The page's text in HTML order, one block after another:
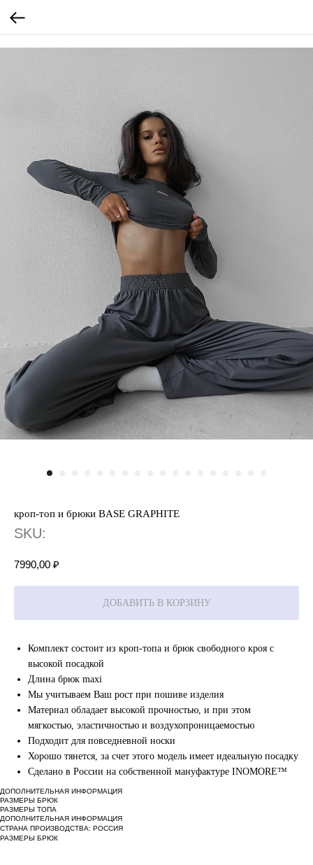
кроп-топ и брюки BASE GRAPHITE
SKU:
7990,00 ₽
ДОБАВИТЬ В КОРЗИНУ
Комплект состоит из кроп-топа и брюк свободного кроя с
высокой посадкой
Длина брюк maxi
Мы учитываем Ваш рост при пошиве изделия
Материал обладает высокой прочностью, и при этом
мягкостью, эластичностью и воздухопроницаемостью
Подходит для повседневной носки
Хорошо тянется, за счет этого модель имеет идеальную посадку
Сделано в России на собственной мануфактуре INOMORE™
ДОПОЛНИТЕЛЬНАЯ ИНФОРМАЦИЯ
РАЗМЕРЫ БРЮК
РАЗМЕРЫ ТОПА
ДОПОЛНИТЕЛЬНАЯ ИНФОРМАЦИЯ
СТРАНА ПРОИЗВОДСТВА: РОССИЯ
РАЗМЕРЫ БРЮК